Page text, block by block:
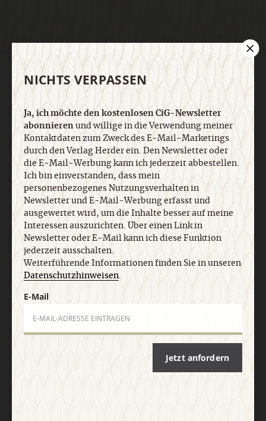
AGB und Widerrufsbelehrung Datenschutz
Barrierefreiheit
Impressum
Vertrag widerrufen Abo online kündigen
Nach oben
NICHTS VERPASSEN
Ja, ich möchte den kostenlosen CiG-Newsletter
abonnierenund willige in die Verwendung meiner
Kontaktdaten zum Zweck des E-Mail-Marketings
durch den Verlag Herder ein. Den Newsletter oder
die E-Mail-Werbung kann ich jederzeit abbestellen.
Ich bin einverstanden, dass mein
personenbezogenes Nutzungsverhalten in
Newsletter und E-Mail-Werbung erfasst und
ausgewertet wird, um die Inhalte besser auf meine
Interessen auszurichten. Über einen Link in
Newsletter oder E-Mail kann ich diese Funktion
jederzeit ausschalten.
Weiterführende Informationen finden Sie in unseren
Datenschutzhinweisen.
E-Mail
Jetzt anfordern